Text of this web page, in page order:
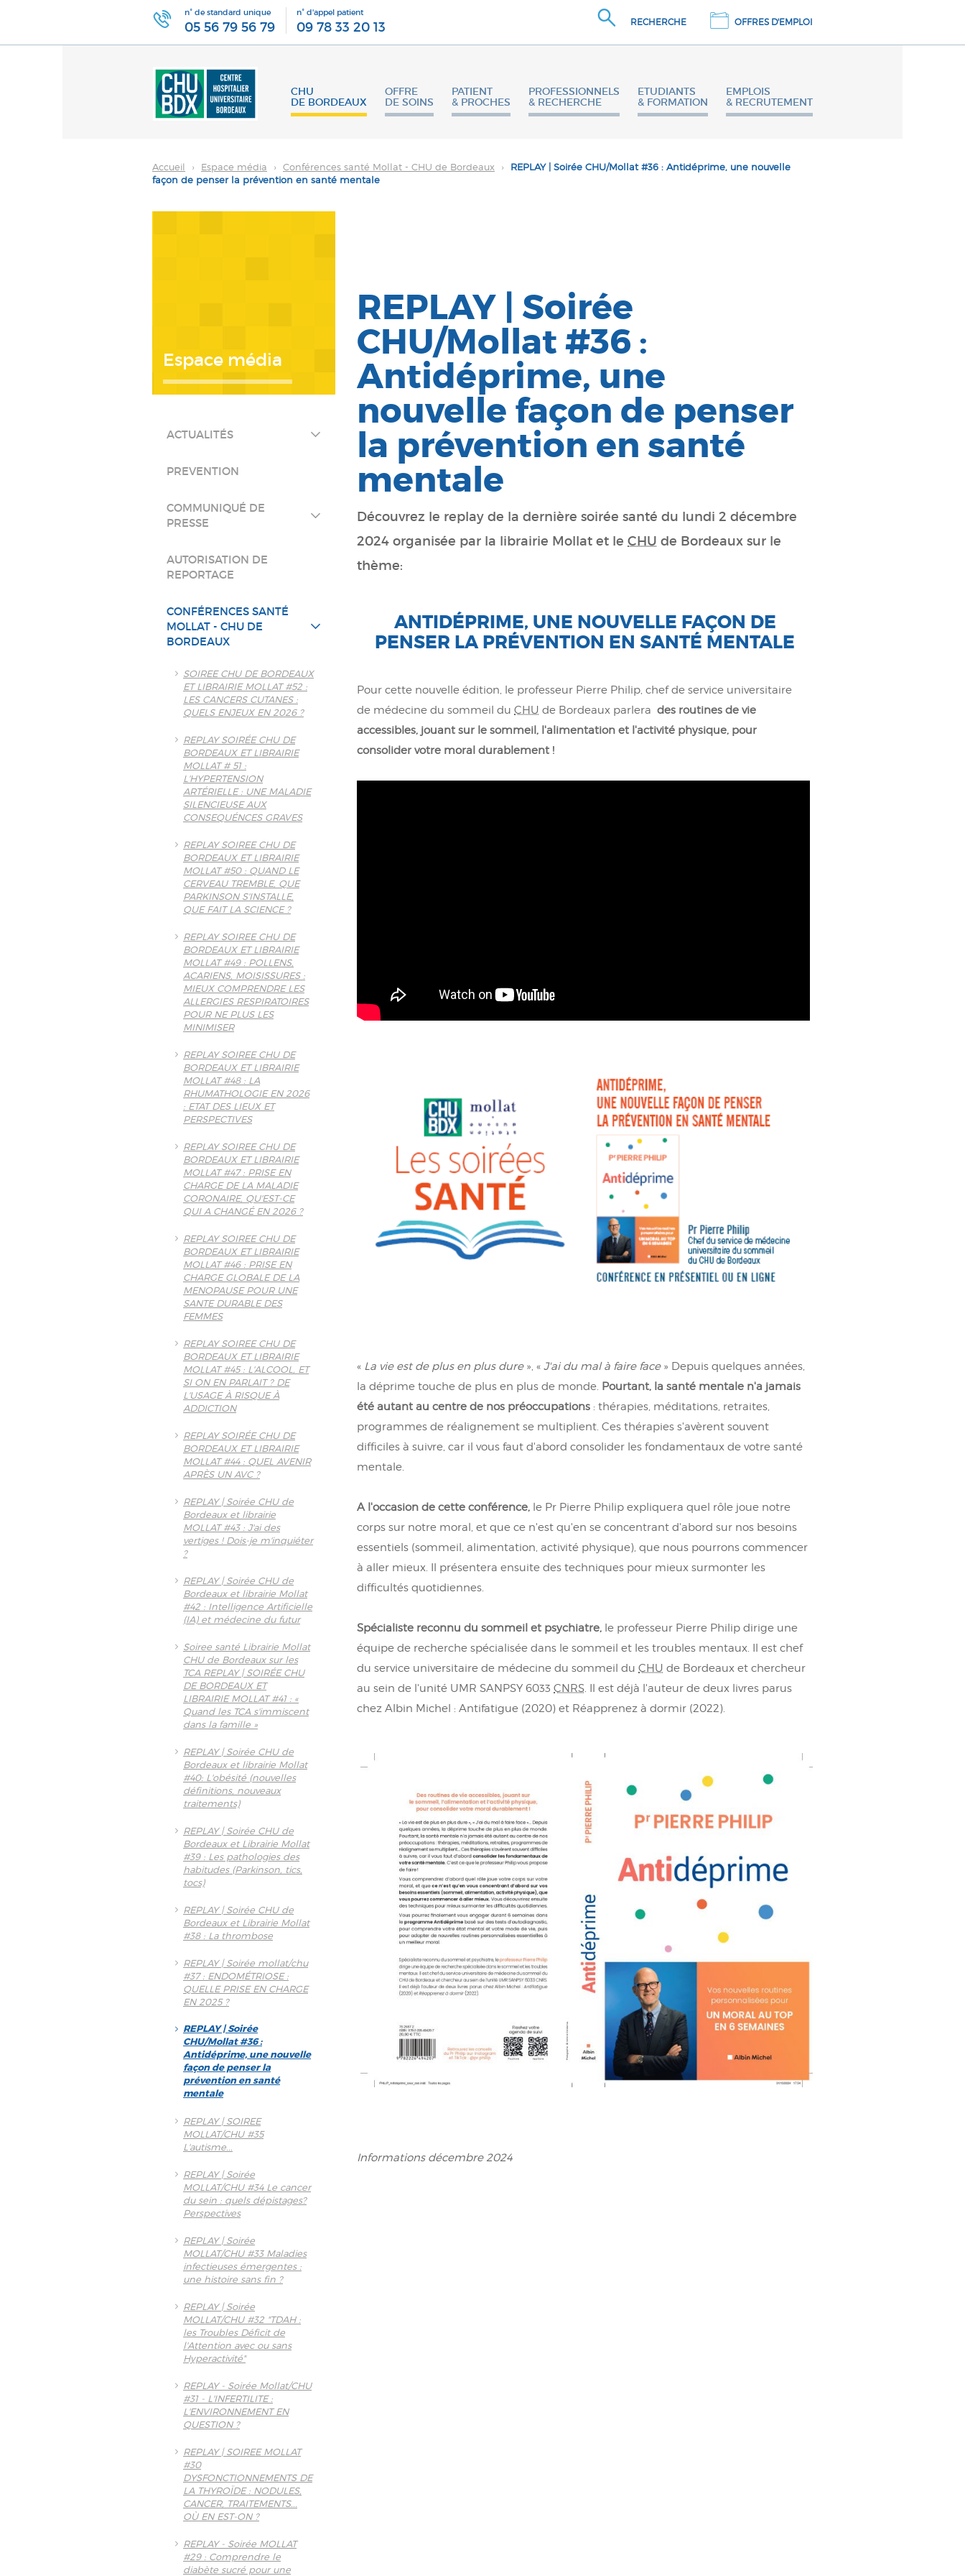
n° de standard unique
05 56 79 56 79
n° d'appel patient
09 78 33 20 13 RECHERCHE OFFRES D'EMPLOI
CHU
DE BORDEAUX
OFFRE
DE SOINS
PATIENT
& PROCHES
PROFESSIONNELS
& RECHERCHE
ETUDIANTS
& FORMATION
EMPLOIS
& RECRUTEMENT
Accueil › Espace média › Conférences santé Mollat - CHU de Bordeaux ›
REPLAY | Soirée CHU/Mollat #36 : Antidéprime, une nouvelle
façon de penser la prévention en santé mentale
Espace média
ACTUALITÉS
PREVENTION
COMMUNIQUÉ DE
PRESSE
AUTORISATION DE
REPORTAGE
CONFÉRENCES SANTÉ
MOLLAT - CHU DE
BORDEAUX
SOIREE CHU DE BORDEAUX
ET LIBRAIRIE MOLLAT #52 :
LES CANCERS CUTANES :
QUELS ENJEUX EN 2026 ?
REPLAY SOIRÉE CHU DE
BORDEAUX ET LIBRAIRIE
MOLLAT # 51 :
L'HYPERTENSION
ARTÉRIELLE : UNE MALADIE
SILENCIEUSE AUX
CONSEQUÉNCES GRAVES
REPLAY SOIREE CHU DE
BORDEAUX ET LIBRAIRIE
MOLLAT #50 : QUAND LE
CERVEAU TREMBLE, QUE
PARKINSON S'INSTALLE,
QUE FAIT LA SCIENCE ?
REPLAY SOIREE CHU DE
BORDEAUX ET LIBRAIRIE
MOLLAT #49 : POLLENS,
ACARIENS, MOISISSURES :
MIEUX COMPRENDRE LES
ALLERGIES RESPIRATOIRES
POUR NE PLUS LES
MINIMISER
REPLAY SOIREE CHU DE
BORDEAUX ET LIBRAIRIE
MOLLAT #48 : LA
RHUMATHOLOGIE EN 2026
: ETAT DES LIEUX ET
PERSPECTIVES
REPLAY SOIREE CHU DE
BORDEAUX ET LIBRAIRIE
MOLLAT #47 : PRISE EN
CHARGE DE LA MALADIE
CORONAIRE, QU'EST-CE
QUI A CHANGÉ EN 2026 ?
REPLAY SOIREE CHU DE
BORDEAUX ET LIBRAIRIE
MOLLAT #46 : PRISE EN
CHARGE GLOBALE DE LA
MENOPAUSE POUR UNE
SANTE DURABLE DES
FEMMES
REPLAY SOIREE CHU DE
BORDEAUX ET LIBRAIRIE
MOLLAT #45 : L'ALCOOL, ET
SI ON EN PARLAIT ? DE
L'USAGE À RISQUE À
ADDICTION
REPLAY SOIRÉE CHU DE
BORDEAUX ET LIBRAIRIE
MOLLAT #44 : QUEL AVENIR
APRÈS UN AVC ?
REPLAY | Soirée CHU de
Bordeaux et librairie
MOLLAT #43 : J'ai des
vertiges ! Dois-je m'inquiéter
?
REPLAY | Soirée CHU de
Bordeaux et librairie Mollat
#42 : Intelligence Artificielle
(IA) et médecine du futur
Soiree santé Librairie Mollat
CHU de Bordeaux sur les
TCA REPLAY | SOIRÉE CHU
DE BORDEAUX ET
LIBRAIRIE MOLLAT #41 : «
Quand les TCA s'immiscent
dans la famille »
REPLAY | Soirée CHU de
Bordeaux et librairie Mollat
#40: L'obésité (nouvelles
définitions, nouveaux
traitements)
REPLAY | Soirée CHU de
Bordeaux et Librairie Mollat
#39 : Les pathologies des
habitudes (Parkinson, tics,
tocs)
REPLAY | Soirée CHU de
Bordeaux et Librairie Mollat
#38 : La thrombose
REPLAY | Soirée mollat/chu
#37 : ENDOMÉTRIOSE :
QUELLE PRISE EN CHARGE
EN 2025 ?
REPLAY | Soirée
CHU/Mollat #36 :
Antidéprime, une nouvelle
façon de penser la
prévention en santé
mentale
REPLAY | SOIREE
MOLLAT/CHU #35
L'autisme...
REPLAY | Soirée
MOLLAT/CHU #34 Le cancer
du sein : quels dépistages?
Perspectives
REPLAY | Soirée
MOLLAT/CHU #33 Maladies
infectieuses émergentes :
une histoire sans fin ?
REPLAY | Soirée
MOLLAT/CHU #32 "TDAH :
les Troubles Déficit de
l'Attention avec ou sans
Hyperactivité"
REPLAY - Soirée Mollat/CHU
#31 - L'INFERTILITE :
L'ENVIRONNEMENT EN
QUESTION ?
REPLAY | SOIREE MOLLAT
#30
DYSFONCTIONNEMENTS DE
LA THYROÏDE : NODULES,
CANCER, TRAITEMENTS...
OÙ EN EST-ON ?
REPLAY - Soirée MOLLAT
#29 : Comprendre le
diabète sucré pour une
REPLAY | Soirée
CHU/Mollat #36 :
Antidéprime, une
nouvelle façon de penser
la prévention en santé
mentale
Découvrez le replay de la dernière soirée santé du lundi 2 décembre
2024 organisée par la librairie Mollat et le CHU de Bordeaux sur le
thème:
ANTIDÉPRIME, UNE NOUVELLE FAÇON DE
PENSER LA PRÉVENTION EN SANTÉ MENTALE
Pour cette nouvelle édition, le professeur Pierre Philip, chef de service universitaire
de médecine du sommeil du CHU de Bordeaux parlera des routines de vie
accessibles, jouant sur le sommeil, l'alimentation et l'activité physique, pour
consolider votre moral durablement !
« La vie est de plus en plus dure», « J'ai du mal à faire face» Depuis quelques années,
la déprime touche de plus en plus de monde. Pourtant, la santé mentale n'a jamais
été autant au centre de nos préoccupations : thérapies, méditations, retraites,
programmes de réalignement se multiplient. Ces thérapies s'avèrent souvent
difficiles à suivre, car il vous faut d'abord consolider les fondamentaux de votre santé
mentale.
A l'occasion de cette conférence, le Pr Pierre Philip expliquera quel rôle joue notre
corps sur notre moral, et que ce n'est qu'en se concentrant d'abord sur nos besoins
essentiels (sommeil, alimentation, activité physique), que nous pourrons commencer
à aller mieux. Il présentera ensuite des techniques pour mieux surmonter les
difficultés quotidiennes.
Spécialiste reconnu du sommeil et psychiatre, le professeur Pierre Philip dirige une
équipe de recherche spécialisée dans le sommeil et les troubles mentaux. Il est chef
du service universitaire de médecine du sommeil du CHU de Bordeaux et chercheur
au sein de l'unité UMR SANPSY 6033 CNRS . Il est déjà l'auteur de deux livres parus
chez Albin Michel : Antifatigue (2020) et Réapprenez à dormir (2022).
Informations décembre 2024